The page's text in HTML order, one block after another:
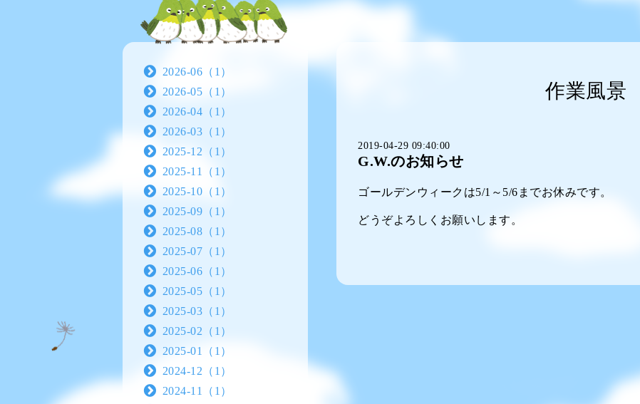
作業風景
2019-04-29 09:40:00
G.W.のお知らせ
ゴールデンウィークは5/1～5/6までお休みです。
どうぞよろしくお願いします。
2026-06（1）
2026-05（1）
2026-04（1）
2026-03（1）
2025-12（1）
2025-11（1）
2025-10（1）
2025-09（1）
2025-08（1）
2025-07（1）
2025-06（1）
2025-05（1）
2025-03（1）
2025-02（1）
2025-01（1）
2024-12（1）
2024-11（1）